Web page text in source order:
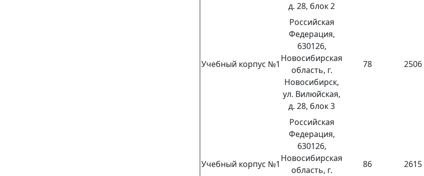
д. 28, блок 2
Учебный корпус №1
Российская
Федерация,
630126,
Новосибирская
область, г.
Новосибирск,
ул. Вилюйская,
д. 28, блок 3
78 2506
Учебный корпус №1
Российская
Федерация,
630126,
Новосибирская
область, г.
86 2615